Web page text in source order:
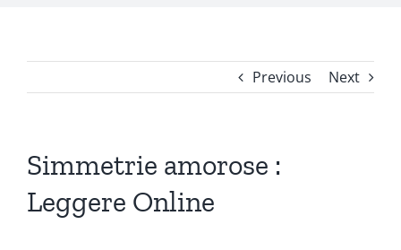
Previous Next
Simmetrie amorose :
Leggere Online